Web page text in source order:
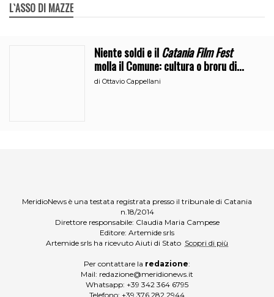
L`ASSO DI MAZZE
Niente soldi e ilCatania Film Fest
molla il Comune: cultura o broru di
ciciri?
diOttavio Cappellani
MeridioNews è una testata registrata presso il tribunale di Catania
n.18/2014
Direttore responsabile: Claudia Maria Campese
Editore: Artemide srls
Artemide srls ha ricevuto Aiuti di Stato Scopri di più
Per contattare la redazione:
Mail: redazione@meridionews.it
Whatsapp: +39 342 364 6795
Telefono: +39 376 282 2944